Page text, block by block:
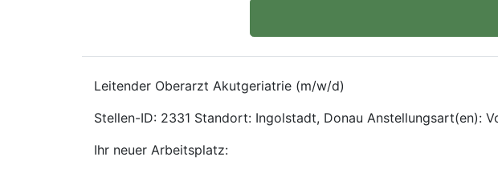
Leitender Oberarzt Akutgeriatrie (m/w/d)
Stellen-ID: 2331 Standort: Ingolstadt, Donau Anstellungsart(en):
Ihr neuer Arbeitsplatz: